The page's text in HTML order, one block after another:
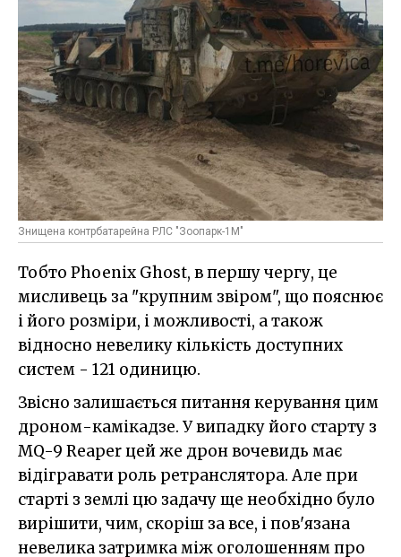
Знищена контрбатарейна РЛС "Зоопарк-1М"
Тобто Phoenix Ghost, в першу чергу, це
мисливець за "крупним звіром", що пояснює
і його розміри, і можливості, а також
відносно невелику кількість доступних
систем - 121 одиницю.
Звісно залишається питання керування цим
дроном-камікадзе. У випадку його старту з
MQ-9 Reaper цей же дрон вочевидь має
відігравати роль ретранслятора. Але при
старті з землі цю задачу ще необхідно було
вирішити, чим, скоріш за все, і пов'язана
невелика затримка між оголошенням про